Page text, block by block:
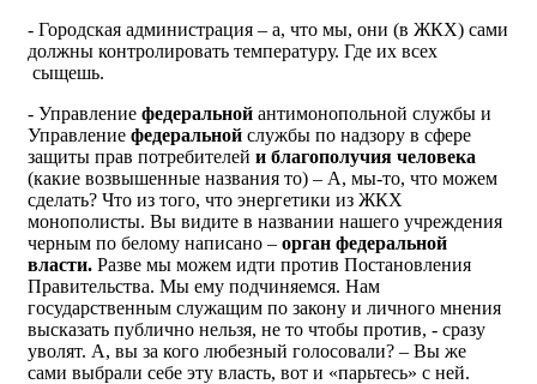
- Городская администрация – а, что мы, они (в ЖКХ) сами
должны контролировать температуру. Где их всех
сыщешь.
- Управление федеральной антимонопольной службы и
Управление федеральной службы по надзору в сфере
защиты прав потребителей и благополучия человека
(какие возвышенные названия то) – А, мы-то, что можем
сделать? Что из того, что энергетики из ЖКХ
монополисты. Вы видите в названии нашего учреждения
черным по белому написано – орган федеральной
власти. Разве мы можем идти против Постановления
Правительства. Мы ему подчиняемся. Нам
государственным служащим по закону и личного мнения
высказать публично нельзя, не то чтобы против, - сразу
уволят. А, вы за кого любезный голосовали? – Вы же
сами выбрали себе эту власть, вот и «парьтесь» с ней.